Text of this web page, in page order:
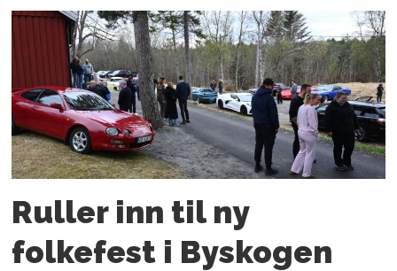
Ruller inn til ny
folkefest i Byskogen